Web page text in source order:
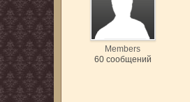
Members
60 сообщений